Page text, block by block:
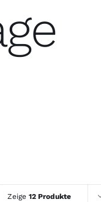
Zeige 12 Produkte